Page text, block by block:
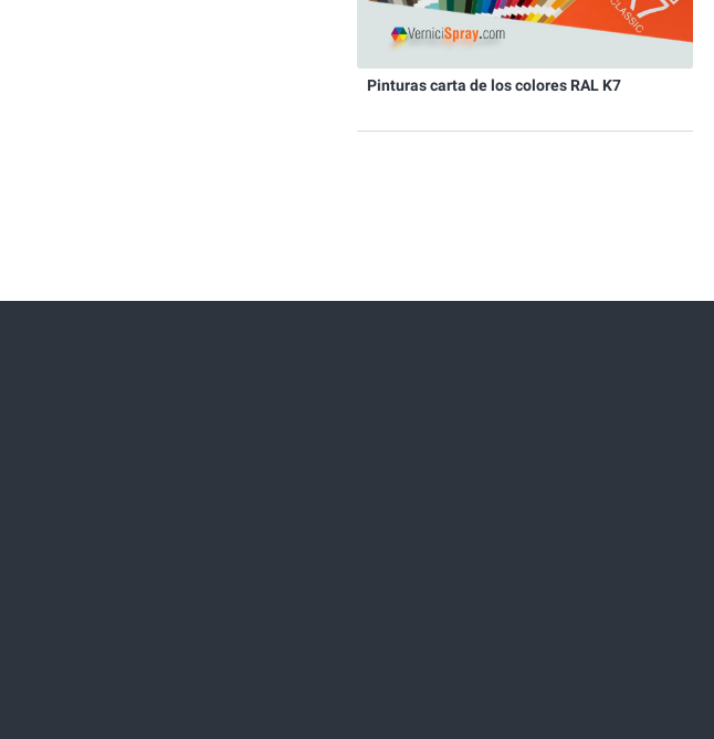
Pinturas carta de los colores RAL K7